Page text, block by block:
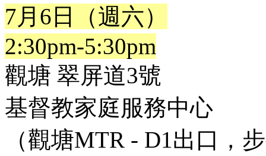
7月6日（週六）
2:30pm-5:30pm
觀塘 翠屏道3號
基督教家庭服務中心
（觀塘MTR - D1出口，